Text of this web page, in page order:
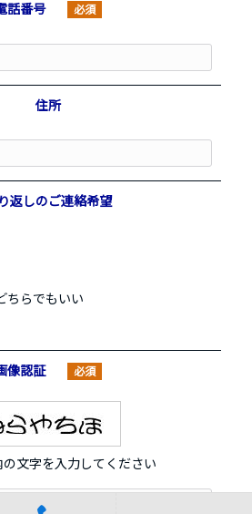
話番号 必須
住所
返しのご連絡希望
ちらでもいい
像認証 必須
の文字を入力してください